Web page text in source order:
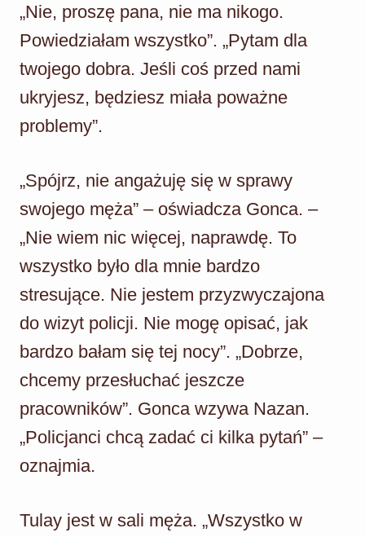
„Nie, proszę pana, nie ma nikogo.
Powiedziałam wszystko”. „Pytam dla
twojego dobra. Jeśli coś przed nami
ukryjesz, będziesz miała poważne
problemy”.
„Spójrz, nie angażuję się w sprawy
swojego męża” – oświadcza Gonca. –
„Nie wiem nic więcej, naprawdę. To
wszystko było dla mnie bardzo
stresujące. Nie jestem przyzwyczajona
do wizyt policji. Nie mogę opisać, jak
bardzo bałam się tej nocy”. „Dobrze,
chcemy przesłuchać jeszcze
pracowników”. Gonca wzywa Nazan.
„Policjanci chcą zadać ci kilka pytań” –
oznajmia.
Tulay jest w sali męża. „Wszystko w